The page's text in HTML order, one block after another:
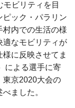
モビリティを目
ック・パラリン
村内での生活の様
適なモビリティが
に反映させてま
による選手に寄
東京2020大会の
ました。